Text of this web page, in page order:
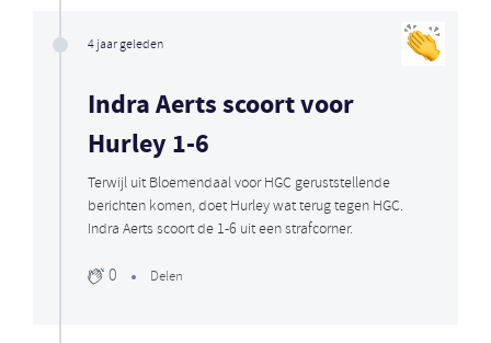
4 jaar geleden
Indra Aerts scoort voor
Hurley 1-6
Terwijl uit Bloemendaal voor HGC geruststellende
berichten komen, doet Hurley wat terug tegen HGC.
Indra Aerts scoort de 1-6 uit een strafcorner.
0 Delen